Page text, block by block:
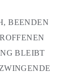
BEENDEN
BLEIBT